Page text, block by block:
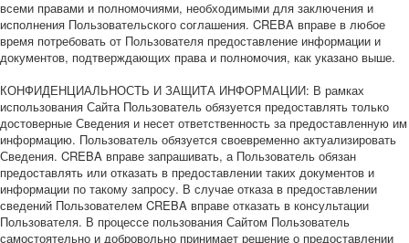
всеми правами и полномочиями, необходимыми для заключения и
исполнения Пользовательского соглашения. CREBA вправе в любое
время потребовать от Пользователя предоставление информации и
документов, подтверждающих права и полномочия, как указано выше.
КОНФИДЕНЦИАЛЬНОСТЬ И ЗАЩИТА ИНФОРМАЦИИ: В рамках
использования Сайта Пользователь обязуется предоставлять только
достоверные Сведения и несет ответственность за предоставленную им
информацию. Пользователь обязуется своевременно актуализировать
Сведения. CREBA вправе запрашивать, а Пользователь обязан
предоставлять или отказать в предоставлении таких документов и
информации по такому запросу. В случае отказа в предоставлении
сведений Пользователем CREBA вправе отказать в консультации
Пользователя. В процессе пользования Сайтом Пользователь
самостоятельно и добровольно принимает решение о предоставлении